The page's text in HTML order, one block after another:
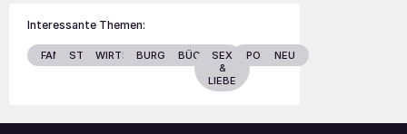
Interessante Themen:
FAMILIESTARSWIRTSCHAFTBURGENLANDBÜCHERSEX
&
LIEBE
POLITIKNEU